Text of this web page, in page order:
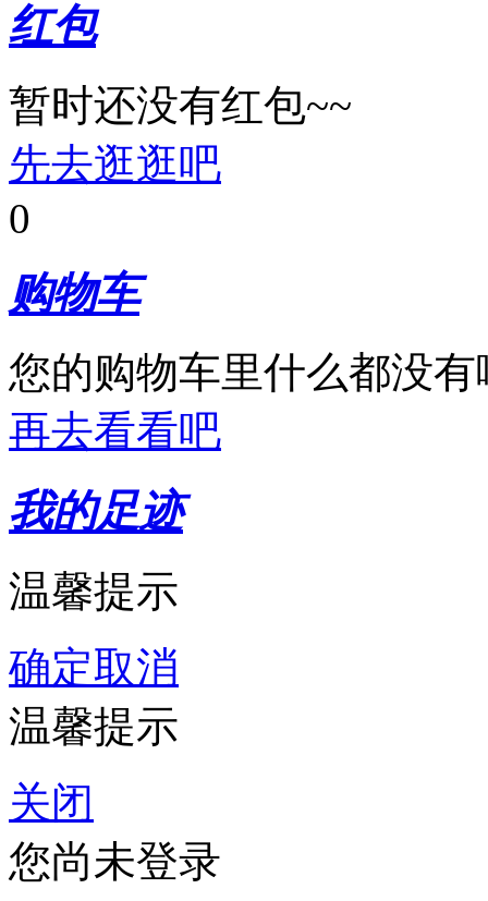
红包
暂时还没有红包~~
先去逛逛吧
0
购物车
您的购物车里什么都没有
再去看看吧
我的足迹
温馨提示
确定取消
温馨提示
关闭
您尚未登录